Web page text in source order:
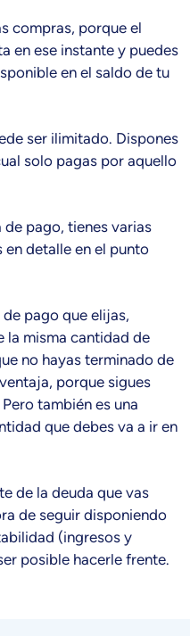
compras, porque el
en ese instante y puedes
en el saldo de tu
ser ilimitado. Dispones
solo pagas por aquello
pago, tienes varias
detalle en el punto
pago que elijas,
la misma cantidad de
no hayas terminado de
porque sigues
también es una
que debes va a ir en
de la deuda que vas
de seguir disponiendo
(ingresos y
posible hacerle frente.